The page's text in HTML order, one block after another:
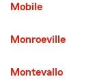
Mobile
Monroeville
Montevallo